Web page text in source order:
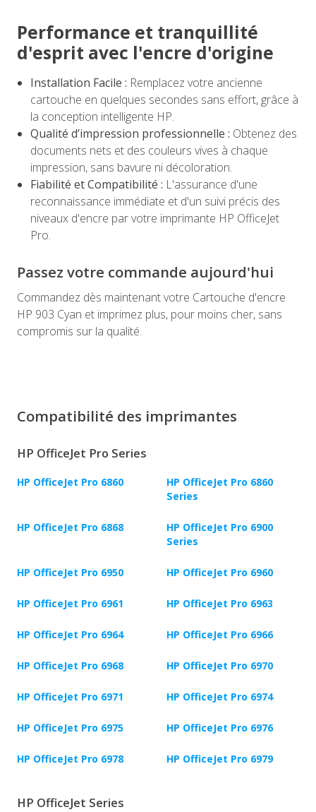
Performance et tranquillité
d'esprit avec l'encre d'origine
Installation Facile : Remplacez votre ancienne
cartouche en quelques secondes sans effort, grâce à
la conception intelligente HP.
Qualité d’impression professionnelle : Obtenez des
documents nets et des couleurs vives à chaque
impression, sans bavure ni décoloration.
Fiabilité et Compatibilité : L'assurance d'une
reconnaissance immédiate et d'un suivi précis des
niveaux d'encre par votre imprimante HP OfficeJet
Pro.
Passez votre commande aujourd'hui
Commandez dès maintenant votre Cartouche d'encre
HP 903 Cyan et imprimez plus, pour moins cher, sans
compromis sur la qualité.
Compatibilité des imprimantes
HP OfficeJet Pro Series
HP OfficeJet Pro 6860
HP OfficeJet Pro 6860
Series
HP OfficeJet Pro 6868
HP OfficeJet Pro 6900
Series
HP OfficeJet Pro 6950 HP OfficeJet Pro 6960
HP OfficeJet Pro 6961 HP OfficeJet Pro 6963
HP OfficeJet Pro 6964 HP OfficeJet Pro 6966
HP OfficeJet Pro 6968 HP OfficeJet Pro 6970
HP OfficeJet Pro 6971 HP OfficeJet Pro 6974
HP OfficeJet Pro 6975 HP OfficeJet Pro 6976
HP OfficeJet Pro 6978 HP OfficeJet Pro 6979
HP OfficeJet Series